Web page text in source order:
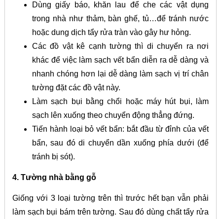
Dùng giấy báo, khăn lau để che các vật dụng
trong nhà như thảm, bàn ghế, tủ…để tránh nước
hoặc dung dịch tẩy rửa tràn vào gây hư hỏng.
Các đồ vật kê cạnh tường thì di chuyển ra nơi
khác để việc làm sạch vết bẩn diễn ra dễ dàng và
nhanh chóng hơn lại dễ dàng làm sạch vị trí chân
tường đặt các đồ vật này.
Làm sạch bụi bằng chổi hoặc máy hút bụi, làm
sạch lên xuống theo chuyển động thẳng đứng.
Tiến hành loại bỏ vết bẩn: bắt đầu từ đỉnh của vết
bẩn, sau đó di chuyển dần xuống phía dưới (để
tránh bị sót).
4. Tường nhà bằng gỗ
Giống với 3 loại tường trên thì trước hết bạn vẫn phải
làm sạch bụi bám trên tường. Sau đó dùng chất tẩy rửa